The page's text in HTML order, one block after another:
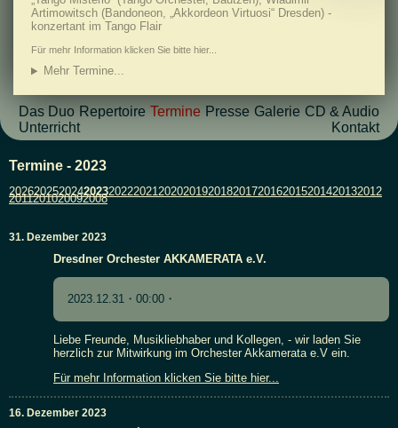
Artimowitsch (Bandoneon, „Akkordeon Virtuosi“ Dresden) -
konzertant im Tango Flair
Für mehr Information klicken Sie bitte hier...
Mehr Termine...
Das Duo Repertoire Termine Presse Galerie CD & Audio
Unterricht
Kontakt
Termine - 2023
202620252024202320222021202020192018201720162015201420132012
2011201020092008
31. Dezember 2023
Dresdner Orchester AKKAMERATA e.V.
2023.12.31・00:00・
Liebe Freunde, Musikliebhaber und Kollegen, - wir laden Sie
herzlich zur Mitwirkung im Orchester Akkamerata e.V ein.
Für mehr Information klicken Sie bitte hier...
16. Dezember 2023